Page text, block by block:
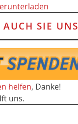
AUCH SIE UNS
helfen, Danke!
uns.